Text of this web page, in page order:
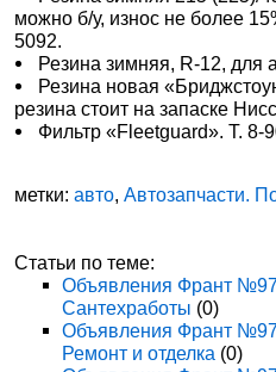
можно б/у, износ не более
5092.
Резина зимняя, R-12, для
Резина новая
резина стоит на запаске
Фильтр «Fleetguard». Т. 8-
метки:авто,Автозапчасти.
Статьи по теме:
Объявления Франт №97
Сантехработы (0)
Объявления Франт №97
Ремонт и отделка (0)